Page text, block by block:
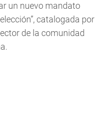
un nuevo mandato
catalogada por
de la comunidad